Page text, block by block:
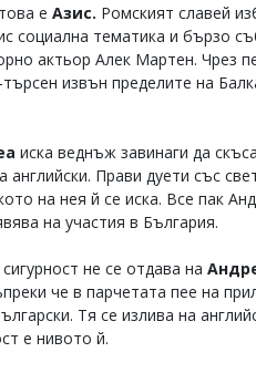
е Азис. Ромският славей
социална тематика и бързо
актьор Алек Мартен. Чрез
извън пределите на
иска веднъж завинаги да
английски. Прави дуети със
на нея й се иска. Все пак
на участия в България.
не се отдава на
че в парчетата пее на
Тя се излива на
е нивото й.